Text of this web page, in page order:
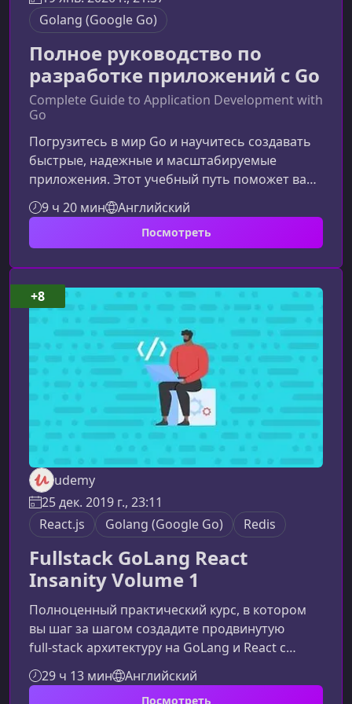
Golang (Google Go)
Полное руководство по
разработке приложений с Go
Complete Guide to Application Development with
Go
Погрузитесь в мир Go и научитесь создавать
быстрые, надежные и масштабируемые
приложения. Этот учебный путь поможет вам
освоить ключевые инструменты, методики и
архитектурные подходы, необходимые для
профессиональной разработки на Go.Что
объединяет несколько взаимосвязанных тем,
формируя цельный путь обучения от базовых
концепций до продвинутой разработки.
Программа создавалась с учетом реальных
требова
9 ч 20 мин Английский
Посмотреть
udemy
25 дек. 2019 г., 23:11
React.js
Golang (Google Go) Redis
Fullstack GoLang React
Insanity Volume 1
Полноценный практический курс, в котором
вы шаг за шагом создадите продвинутую
full‑stack архитектуру на GoLang и React с
использованием современных технологий
хранения данных и серверной
29 ч 13 мин Английский
Посмотреть
+8